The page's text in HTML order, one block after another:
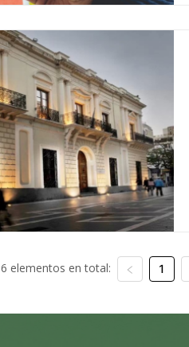
6 elementos en total: 1